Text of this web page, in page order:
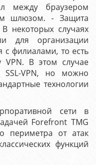
между браузером
шлюзом. - Защита
некоторых случаях
для организации
филиалами, то есть
VPN. В этом случае
SSL-VPN, но можно
технологии
сети в
Forefront TMG
периметра от атак
функций